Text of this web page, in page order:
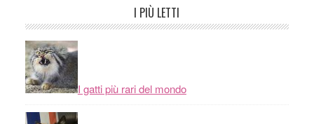
I PIÙ LETTI
I gatti più rari del mondo